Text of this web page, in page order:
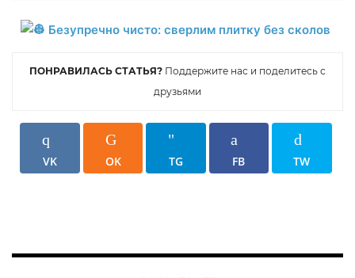
ПОНРАВИЛАСЬ СТАТЬЯ? Поддержите нас и поделитесь с
друзьями
VK OK TG FB TW